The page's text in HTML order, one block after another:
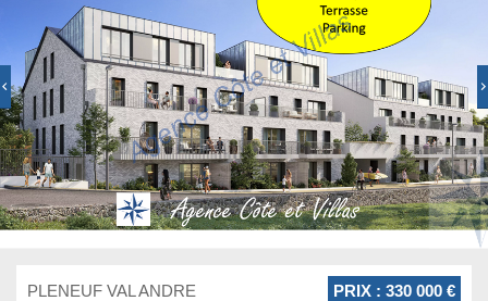
PRIX : 330 000 €
PLENEUF VAL ANDRE